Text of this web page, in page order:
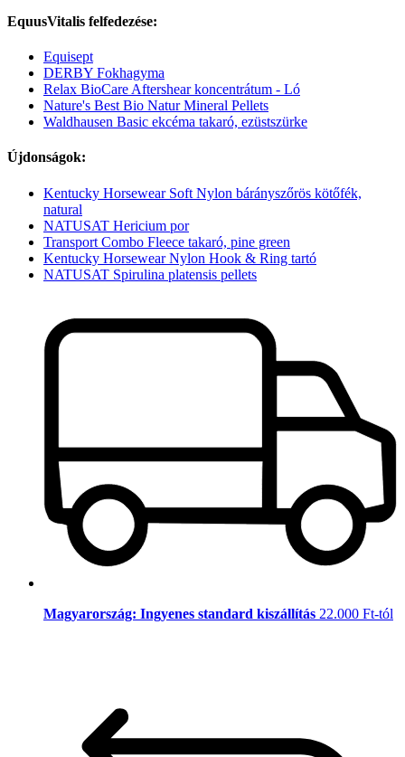
EquusVitalis felfedezése:
Equisept
DERBY Fokhagyma
Relax BioCare Aftershear koncentrátum - Ló
Nature's Best Bio Natur Mineral Pellets
Waldhausen Basic ekcéma takaró, ezüstszürke
Újdonságok:
Kentucky Horsewear Soft Nylon bárányszőrös kötőfék,
natural
NATUSAT Hericium por
Transport Combo Fleece takaró, pine green
Kentucky Horsewear Nylon Hook & Ring tartó
NATUSAT Spirulina platensis pellets
Magyarország: Ingyenes standard kiszállítás 22.000 Ft-tól